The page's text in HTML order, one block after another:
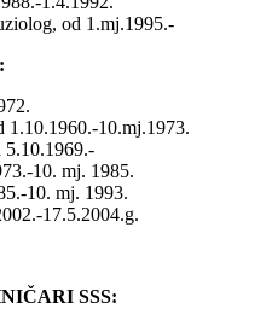
od 1.mj.1995.-
10.mj.1973.
10. mj. 1985.
10. mj. 1993.
17.5.2004.g.
SSS: